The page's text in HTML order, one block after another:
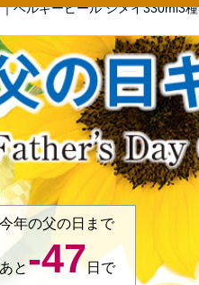
ベルギービール シメイ330ml3
今年の父の日まで
あと-47日で